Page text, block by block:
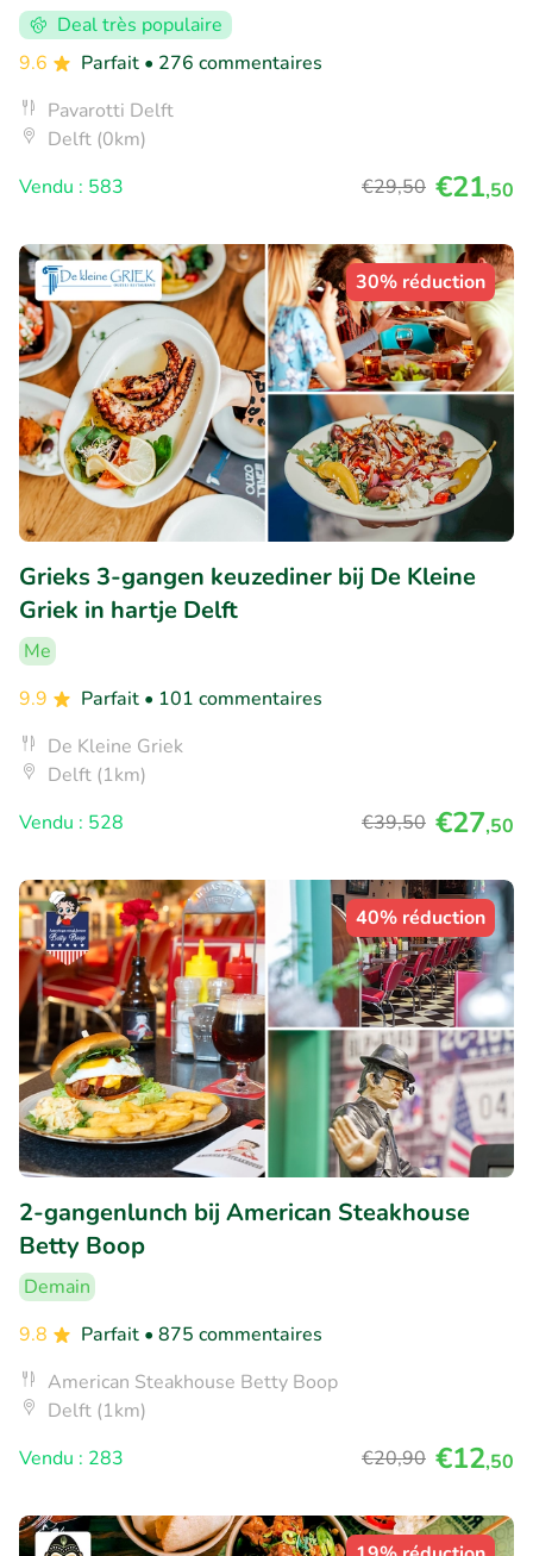
Deal très populaire
9.6
Parfait • 276 commentaires
Pavarotti Delft
Delft (0km)
Vendu : 583
€29,50 €21,50
30% réduction
Grieks 3-gangen keuzediner bij De Kleine
Griek in hartje Delft
Me
9.9
Parfait • 101 commentaires
De Kleine Griek
Delft (1km)
Vendu : 528
€39,50 €27,50
40% réduction
2-gangenlunch bij American Steakhouse
Betty Boop
Demain
9.8
Parfait • 875 commentaires
American Steakhouse Betty Boop
Delft (1km)
Vendu : 283
€20,90 €12,50